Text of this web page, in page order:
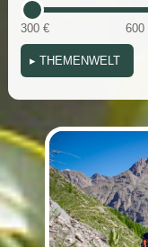
300 € 600
▸THEMENWELT